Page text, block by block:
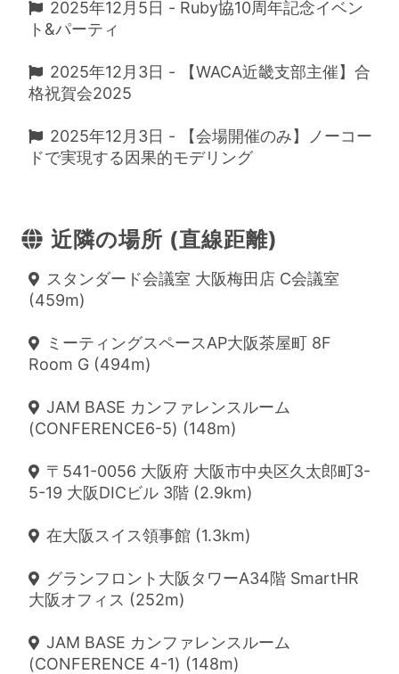
2025年12月5日 - Ruby協10周年記念イベン
ト&パーティ
2025年12月3日 - 【WACA近畿支部主催】合
格祝賀会2025
2025年12月3日 - 【会場開催のみ】ノーコー
ドで実現する因果的モデリング
近隣の場所 (直線距離)
スタンダード会議室 大阪梅田店 C会議室
(459m)
ミーティングスペースAP大阪茶屋町 8F
Room G (494m)
JAM BASE カンファレンスルーム
(CONFERENCE6-5) (148m)
〒541-0056 大阪府 大阪市中央区久太郎町3-
5-19 大阪DICビル 3階 (2.9km)
在大阪スイス領事館 (1.3km)
グランフロント大阪タワーA34階 SmartHR
大阪オフィス (252m)
JAM BASE カンファレンスルーム
(CONFERENCE 4-1) (148m)